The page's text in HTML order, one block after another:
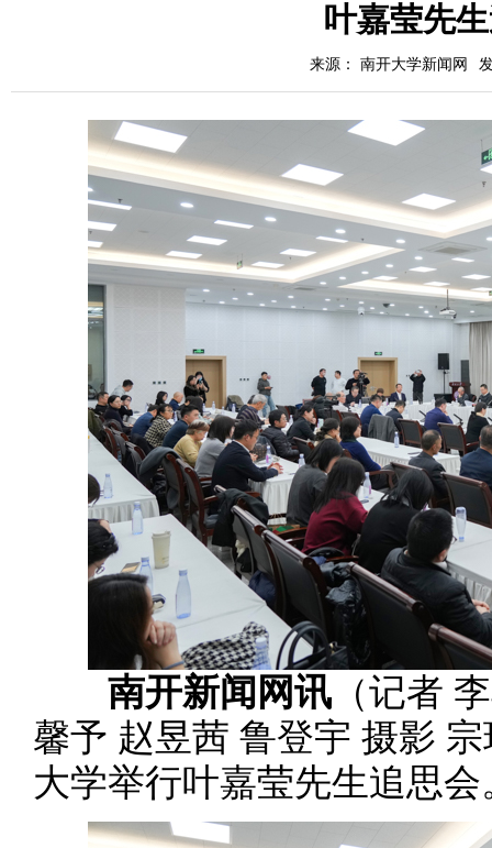
叶嘉莹先
来源： 南开大学新闻网
南开新闻网讯 （记者
馨予 赵昱茜 鲁登宇 摄影
大学举行叶嘉莹先生追思会